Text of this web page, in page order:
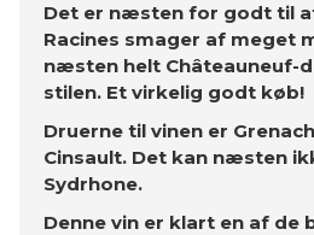
Det er næsten for godt til
Racines smager af meget
næsten helt Châteauneuf-
stilen. Et virkelig godt køb!
Druerne til vinen er
Cinsault. Det kan næsten
Sydrhone.
Denne vin er klart en af de